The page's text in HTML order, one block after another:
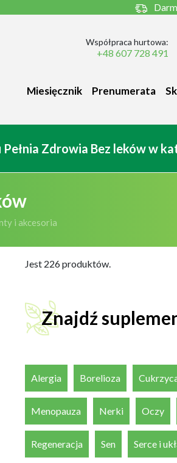
Współpraca hurtowa:
+48 607 728 491
Miesięcznik Prenumerata
Zdrowia Bez leków w
i akcesoria
Jest 226 produktów.
Znajdź
Alergia Borelioza
Menopauza Nerki Oczy
Regeneracja Sen Serce i